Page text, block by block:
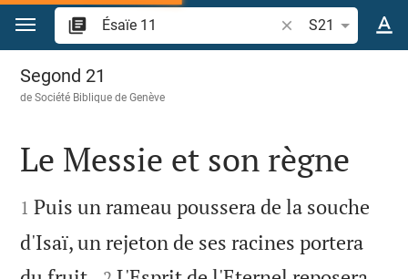
Aller vers contenu
Recherche d'un
S21
Ésaïe 11
Segond 21
deSociété Biblique de Genève

Le Messie et son règne

1 Puis un rameau poussera de la souche
d'Isaï, un rejeton de ses racines portera